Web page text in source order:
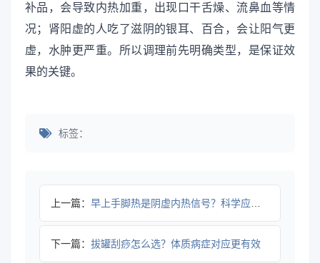
补品，会导致内热加重，出现口干舌燥、流鼻血等情
况；肾阳虚的人吃了滋阴的银耳、百合，会让阳气更
虚，水肿更严重。所以调理前先明确类型，是保证效
果的关键。
标签：
上一篇： 早上手脚热是阴虚内热信号？科学应对全攻略
下一篇： 拔罐刮痧怎么选？体质病症对应更有效